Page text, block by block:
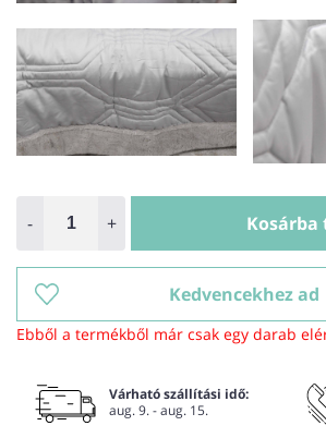
- + Kosárba
Kedvencekhez ad
Ebből a termékből már csak egy darab
Várható szállítási idő:
aug. 9. - aug. 15.